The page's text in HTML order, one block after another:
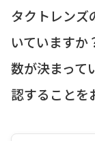
タクトレンズ
いていますか
数が決まって
認することを